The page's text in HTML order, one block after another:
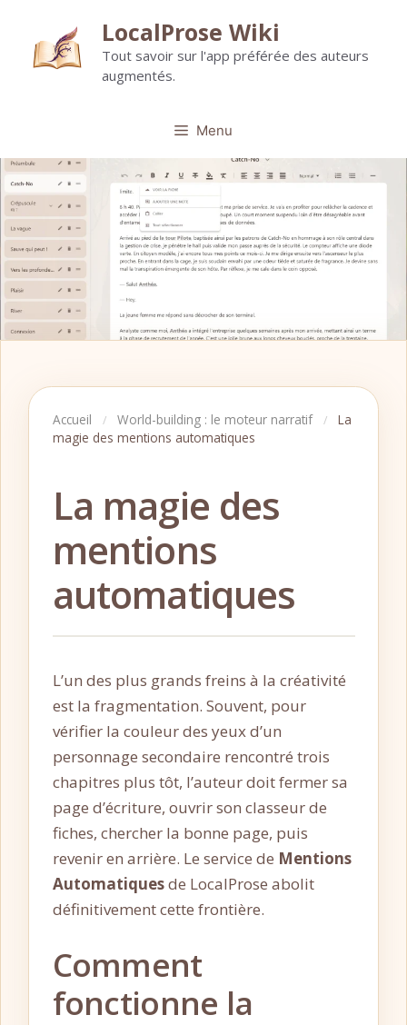
contenu
LocalProse Wiki
Tout savoir sur l'app préférée des auteurs
augmentés.
Menu
Accueil / World-building : le moteur narratif /
La
magie des mentions automatiques
La magie des
mentions
automatiques
L’un des plus grands freins à la créativité
est la fragmentation. Souvent, pour
vérifier la couleur des yeux d’un
personnage secondaire rencontré trois
chapitres plus tôt, l’auteur doit fermer sa
page d’écriture, ouvrir son classeur de
fiches, chercher la bonne page, puis
revenir en arrière. Le service de Mentions
Automatiquesde LocalProse abolit
définitivement cette frontière.
Comment
fonctionne la